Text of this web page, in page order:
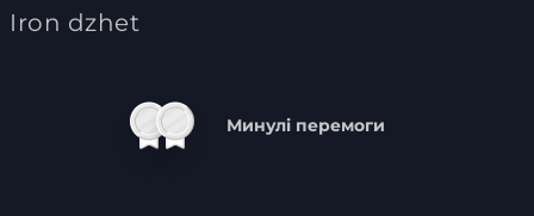
Iron dzhet
Минулі перемоги